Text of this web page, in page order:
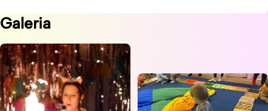
Galeria